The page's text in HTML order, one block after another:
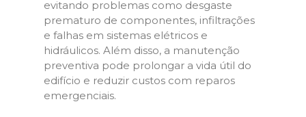
evitando problemas como desgaste
prematuro de componentes, infiltrações
e falhas em sistemas elétricos e
hidráulicos. Além disso, a manutenção
preventiva pode prolongar a vida útil do
edifício e reduzir custos com reparos
emergenciais.